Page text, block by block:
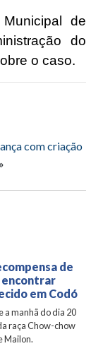
de
do
o caso.
com criação
»
de
encontrar
em Codó
a manhã do dia 20
raça Chow-chow
Mailon.